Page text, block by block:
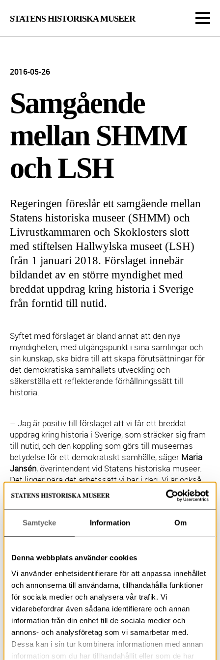
Samtycke Information Om
Denna webbplats använder cookies
Vi använder enhetsidentifierare för att anpassa innehållet
och annonserna till användarna, tillhandahålla funktioner
för sociala medier och analysera vår trafik. Vi
vidarebefordrar även sådana identifierare och annan
information från din enhet till de sociala medier och
annons- och analysföretag som vi samarbetar med.
Dessa kan i sin tur kombinera informationen med annan
information som du har tillhandahållit eller som de har
STATENS HISTORISKA MUSEER
2016-05-26
Samgående
mellan SHMM
och LSH
Regeringen föreslår ett samgående mellan
Statens historiska museer (SHMM) och
Livrustkammaren och Skoklosters slott
med stiftelsen Hallwylska museet (LSH)
från 1 januari 2018. Förslaget innebär
bildandet av en större myndighet med
breddat uppdrag kring historia i Sverige
från forntid till nutid.
Syftet med förslaget är bland annat att den nya
myndigheten, med utgångspunkt i sina samlingar och
sin kunskap, ska bidra till att skapa förutsättningar för
det demokratiska samhällets utveckling och
säkerställa ett reflekterande förhållningssätt till
historia.
– Jag är positiv till förslaget att vi får ett breddat
uppdrag kring historia i Sverige, som sträcker sig fram
till nutid, och den koppling som görs till museernas
betydelse för ett demokratiskt samhälle, säger Maria
Jansén, överintendent vid Statens historiska museer.
Det ligger nära det arbetssätt vi har i dag. Vi är också
glada över att vi föreslås gå samman med just de här
museerna eftersom det känns ämnesmässigt
naturligt.
ett bra sammanhang där vi kan fortsätta utveckla våra
Hagberg, överintendent vid Livrustkammaren och
Skoklosters slott med stiftelsen Hallwylska museet.
Regeringens förslag går nu ut på remiss där svaren ska
vara inne om cirka tre månader.